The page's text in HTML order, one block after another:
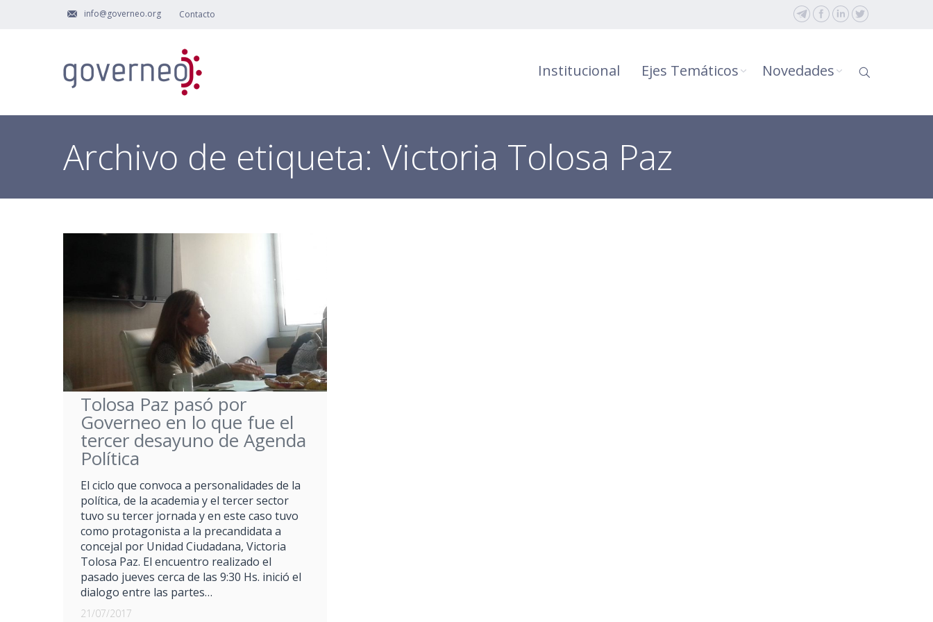
info@governeo.org Contacto
Institucional Ejes Temáticos Novedades
Archivo de etiqueta: Victoria Tolosa Paz
Tolosa Paz pasó por
Governeo en lo que fue el
tercer desayuno de Agenda
Política
El ciclo que convoca a personalidades de la
política, de la academia y el tercer sector
tuvo su tercer jornada y en este caso tuvo
como protagonista a la precandidata a
concejal por Unidad Ciudadana, Victoria
Tolosa Paz. El encuentro realizado el
pasado jueves cerca de las 9:30 Hs. inició el
dialogo entre las partes…
21/07/2017